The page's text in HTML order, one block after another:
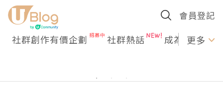
會員登記
社群創作有價企劃 社群熱話 成為U更多